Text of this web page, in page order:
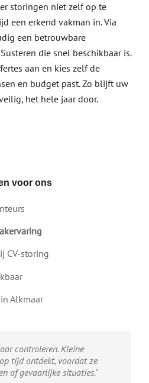
storingen niet zelf op te
een erkend vakman in. Via
een betrouwbare
die snel beschikbaar is.
aan en kies zelf de
en budget past. Zo blijft uw
het hele jaar door.
voor ons
CV-storing
Alkmaar
controleren. Kleine
tijd ontdekt, voordat ze
of gevaarlijke situaties."